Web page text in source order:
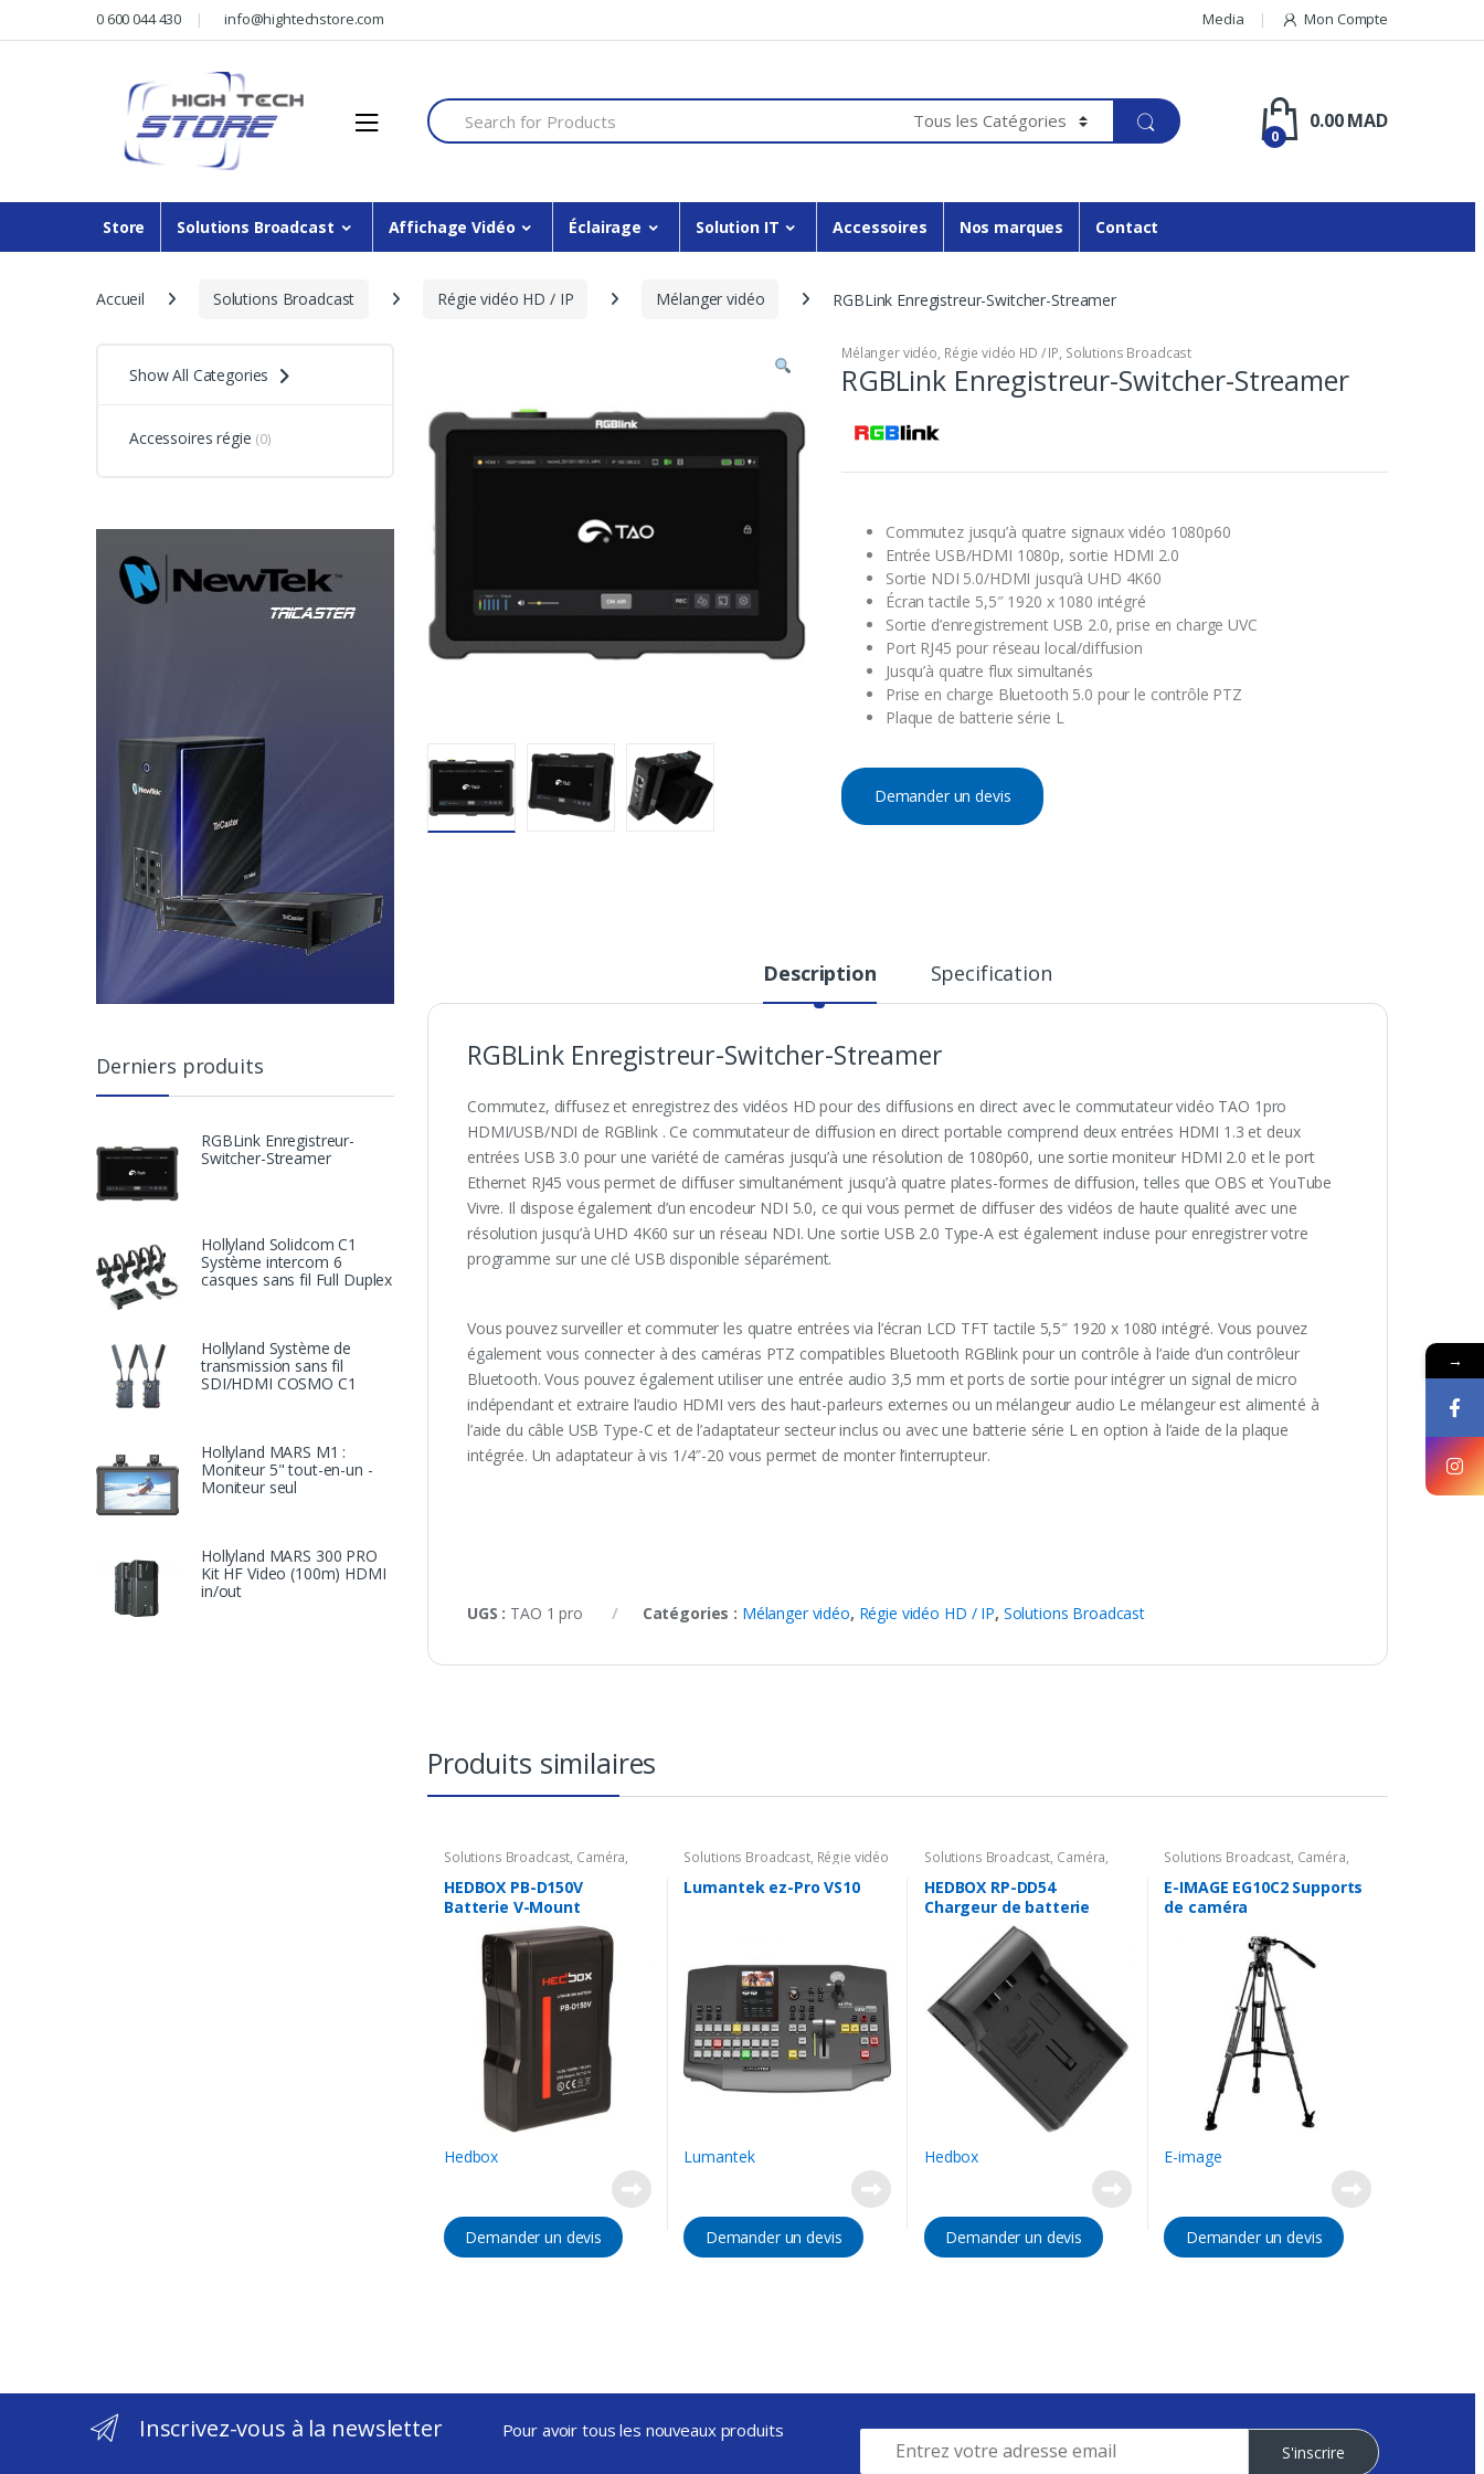
to
to
0 600 044 430 info@hightechstore.com Media Mon Compte
Search for:
0
0.00MAD
Store Solutions Broadcast Affichage Vidéo Éclairage Solution IT Accessoires Nos marques Contact
Accueil Solutions Broadcast Régie vidéo HD / IP Mélanger vidéo RGBLink Enregistreur-Switcher-Streamer
Mélanger vidéo, Régie vidéo HD / IP, Solutions Broadcast
RGBLink Enregistreur-Switcher-Streamer
Commutez jusqu’à quatre signaux vidéo 1080p60
Entrée USB/HDMI 1080p, sortie HDMI 2.0
Sortie NDI 5.0/HDMI jusqu’à UHD 4K60
Écran tactile 5,5″ 1920 x 1080 intégré
Sortie d’enregistrement USB 2.0, prise en charge UVC
Port RJ45 pour réseau local/diffusion
Jusqu’à quatre flux simultanés
Prise en charge Bluetooth 5.0 pour le contrôle PTZ
Plaque de batterie série L
Demander un devis
Description Specification
RGBLink Enregistreur-Switcher-Streamer
Commutez, diffusez et enregistrez des vidéos HD pour des diffusions en direct avec le commutateur vidéo TAO 1pro
HDMI/USB/NDI de RGBlink . Ce commutateur de diffusion en direct portable comprend deux entrées HDMI 1.3 et deux
entrées USB 3.0 pour une variété de caméras jusqu’à une résolution de 1080p60, une sortie moniteur HDMI 2.0 et le port
Ethernet RJ45 vous permet de diffuser simultanément jusqu’à quatre plates-formes de diffusion, telles que OBS et YouTube
Vivre. Il dispose également d’un encodeur NDI 5.0, ce qui vous permet de diffuser des vidéos de haute qualité avec une
résolution jusqu’à UHD 4K60 sur un réseau NDI. Une sortie USB 2.0 Type-A est également incluse pour enregistrer votre
programme sur une clé USB disponible séparément.
Vous pouvez surveiller et commuter les quatre entrées via l’écran LCD TFT tactile 5,5″ 1920 x 1080 intégré. Vous pouvez
également vous connecter à des caméras PTZ compatibles Bluetooth RGBlink pour un contrôle à l’aide d’un contrôleur
Bluetooth. Vous pouvez également utiliser une entrée audio 3,5 mm et ports de sortie pour intégrer un signal de micro
indépendant et extraire l’audio HDMI vers des haut-parleurs externes ou un mélangeur audio Le mélangeur est alimenté à
l’aide du câble USB Type-C et de l’adaptateur secteur inclus ou avec une batterie série L en option à l’aide de la plaque
intégrée. Un adaptateur à vis 1/4″-20 vous permet de monter l’interrupteur.
UGS : TAO 1 pro Catégories : Mélanger vidéo, Régie vidéo HD / IP, Solutions Broadcast
Produits similaires
Solutions Broadcast, Caméra,
Accessoires Caméra Batterie &
Chargeur
HEDBOX PB-D150V
Batterie V-Mount
Hedbox
Demander un devis
Solutions Broadcast, Régie vidéo
Mélanger vidéo
Lumantek ez-Pro VS10
Lumantek
Demander un devis
Solutions Broadcast, Caméra,
Accessoires Caméra Batterie &
Chargeur
HEDBOX RP-DD54
Chargeur de batterie
Hedbox
Demander un devis
Solutions Broadcast, Caméra,
Accessoires Caméra, Support
E-IMAGE EG10C2 Supports
de caméra
E-image
Demander un devis
Show All Categories
Accessoires régie (0)
Derniers produits
RGBLink Enregistreur-
Switcher-Streamer
Hollyland Solidcom C1
Système intercom 6
casques sans fil Full Duplex
Hollyland Système de
transmission sans fil
SDI/HDMI COSMO C1
Hollyland MARS M1 :
Moniteur 5" tout-en-un -
Moniteur seul
Hollyland MARS 300 PRO
Kit HF Video (100m) HDMI
in/out
Inscrivez-vous à la newsletter Pour avoir tous les nouveaux produits
S'inscrire
→